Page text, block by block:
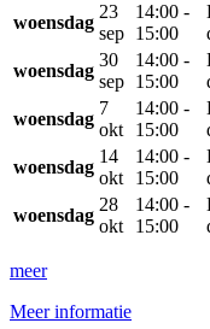
woensdag
23
sep
14:00 -
15:00
woensdag
30
sep
14:00 -
15:00
woensdag
7
okt
14:00 -
15:00
woensdag
14
okt
14:00 -
15:00
woensdag
28
okt
14:00 -
15:00
meer
Meer informatie